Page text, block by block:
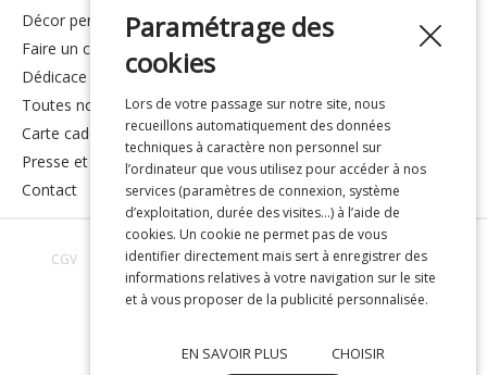
décor personnalisé
faire un cadeau
dédicace
toutes nos réponses
carte cadeau
presse et média
contact
CGV Avis clients Toutes nos réponses
À propos de nous
Confidentialité
Mentions légales
Paramétrage des
cookies
Lors de votre passage sur notre site, nous
recueillons automatiquement des données
techniques à caractère non personnel sur
l’ordinateur que vous utilisez pour accéder à nos
services (paramètres de connexion, système
d’exploitation, durée des visites…) à l’aide de
cookies. Un cookie ne permet pas de vous
identifier directement mais sert à enregistrer des
informations relatives à votre navigation sur le site
et à vous proposer de la publicité personnalisée.
EN SAVOIR PLUS CHOISIR